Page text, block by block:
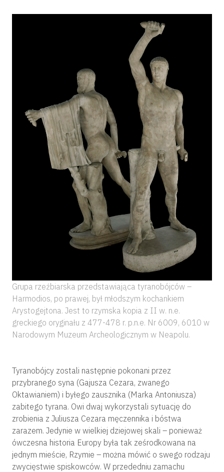
Grupa rzeźbiarska przedstawiająca tyranobójców –
Harmodios, po prawej, był młodszym kochankiem
Arystogejtona. Jest to rzymska kopia z II w. n.e.
greckiego oryginału z 477-478 r. p.n.e. Nr 6009, 6010 w
Narodowym Muzeum Archeologicznym w Neapolu.
Tyranobójcy zostali następnie pokonani przez
przybranego syna (Gajusza Cezara, zwanego
Oktawianiem) i byłego zausznika (Marka Antoniusza)
zabitego tyrana. Owi dwaj wykorzystali sytuację do
zrobienia z Juliusza Cezara męczennika i bóstwa
zarazem. Jedynie w wielkiej dziejowej skali – ponieważ
ówczesna historia Europy była tak ześrodkowana na
jednym mieście, Rzymie – można mówić o swego rodzaju
zwycięstwie spiskowców. W przededniu zamachu